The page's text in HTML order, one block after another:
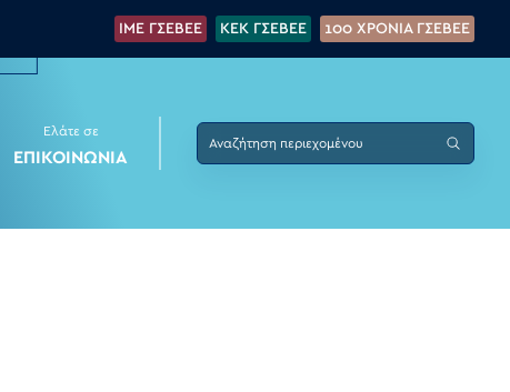
IME ΓΣΕΒΕΕ KEK ΓΣΕΒΕΕ 100 XPONIA ΓΣΕΒΕΕ
Ελάτε σε
ΕΠΙΚΟΙΝΩΝΙΑ